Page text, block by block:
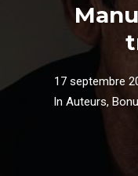
17 septembre
In Auteurs,